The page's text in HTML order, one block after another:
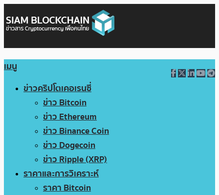
เมนู
ข่าวคริปโตเคอเรนซี่
ข่าว Bitcoin
ข่าว Ethereum
ข่าว Binance Coin
ข่าว Dogecoin
ข่าว Ripple (XRP)
ราคาและการวิเคราะห์
ราคา Bitcoin